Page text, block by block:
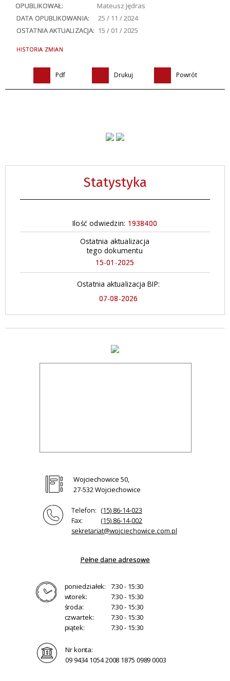
Statystyka
Ilość odwiedzin: 1938400
Ostatnia aktualizacja
tego dokumentu
15-01-2025
Ostatnia aktualizacja BIP:
07-08-2026
OPUBLIKOWAŁ:
Mateusz Jędras
DATA OPUBLIKOWANIA:
25 / 11 / 2024
OSTATNIA AKTUALIZACJA: 15 / 01 / 2025
HISTORIA ZMIAN
Pdf Drukuj Powrót
Wojciechowice 50,
27-532 Wojciechowice
Telefon: (15) 86-14-023
Fax:
(15) 86-14-002
sekretariat@wojciechowice.com.pl
Pełne dane adresowe
poniedziałek:
7:30 - 15:30
wtorek:
7:30 - 15:30
środa:
7:30 - 15:30
czwartek:
7:30 - 15:30
piątek:
7:30 - 15:30
Nr konta:
09 9434 1054 2008 1875 0989 0003